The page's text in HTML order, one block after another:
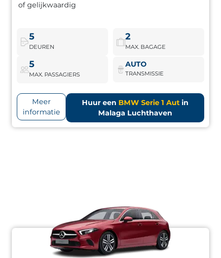
of gelijkwaardig
5
DEUREN
2
MAX. BAGAGE
5
MAX. PASSAGIERS
AUTO
TRANSMISSIE
Meer
informatie
Huur een BMW Serie 1 Autin
Malaga Luchthaven
Luxe compacte auto's met premium afwerking, hoog
Boek nu